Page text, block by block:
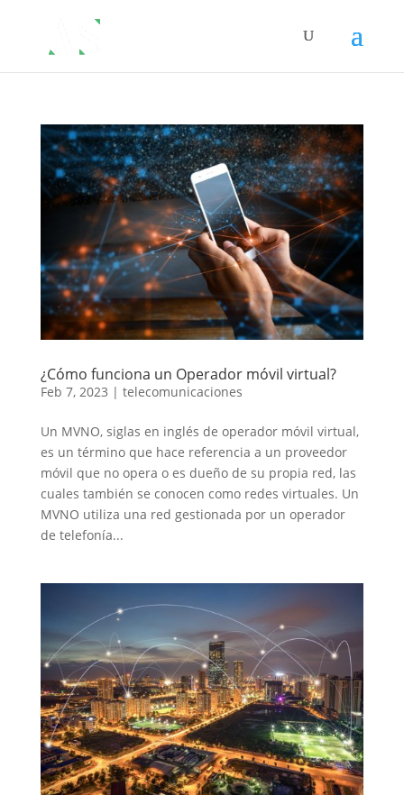
¿Cómo funciona un Operador móvil virtual?
Feb 7, 2023 | telecomunicaciones
Un MVNO, siglas en inglés de operador móvil virtual,
es un término que hace referencia a un proveedor
móvil que no opera o es dueño de su propia red, las
cuales también se conocen como redes virtuales. Un
MVNO utiliza una red gestionada por un operador
de telefonía...